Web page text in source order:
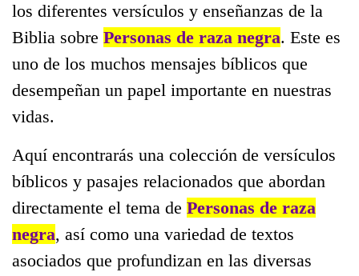
los diferentes versículos y enseñanzas de la
Biblia sobre Personas de raza negra. Este es
uno de los muchos mensajes bíblicos que
desempeñan un papel importante en nuestras
vidas.
Aquí encontrarás una colección de versículos
bíblicos y pasajes relacionados que abordan
directamente el tema de Personas de raza
negra, así como una variedad de textos
asociados que profundizan en las diversas